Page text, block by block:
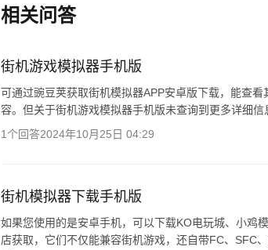
界所眷顾的正义伙伴。现在我带着主线
任务，作为一个正义的玩家奉天命消灭
相关问答
街机游戏模拟器手机版
可通过豌豆荚获取街机模拟器APP安卓版下载，能查
容。但关于街机游戏模拟器手机版未查询到更多详细信
1个回答2024年10月25日 04:29
街机模拟器下载手机版
如果您使用的是安卓手机，可以下载KO电玩城、小鸡
店获取，它们不仅能兼容街机游戏，还自带FC、SFC